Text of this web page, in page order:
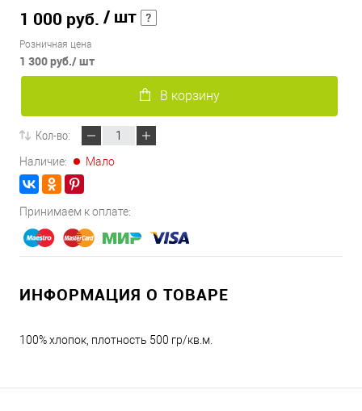
1 000 руб. / шт
Розничная цена
1 300 руб./ шт
В корзину
Кол-во:
Наличие: Мало
Принимаем к оплате:
ИНФОРМАЦИЯ О ТОВАРЕ
100% хлопок, плотность 500 гр/кв.м.